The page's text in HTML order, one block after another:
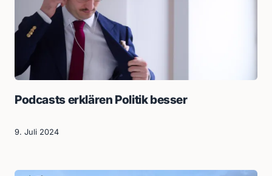
Podcasts erklären Politik besser
9. Juli 2024